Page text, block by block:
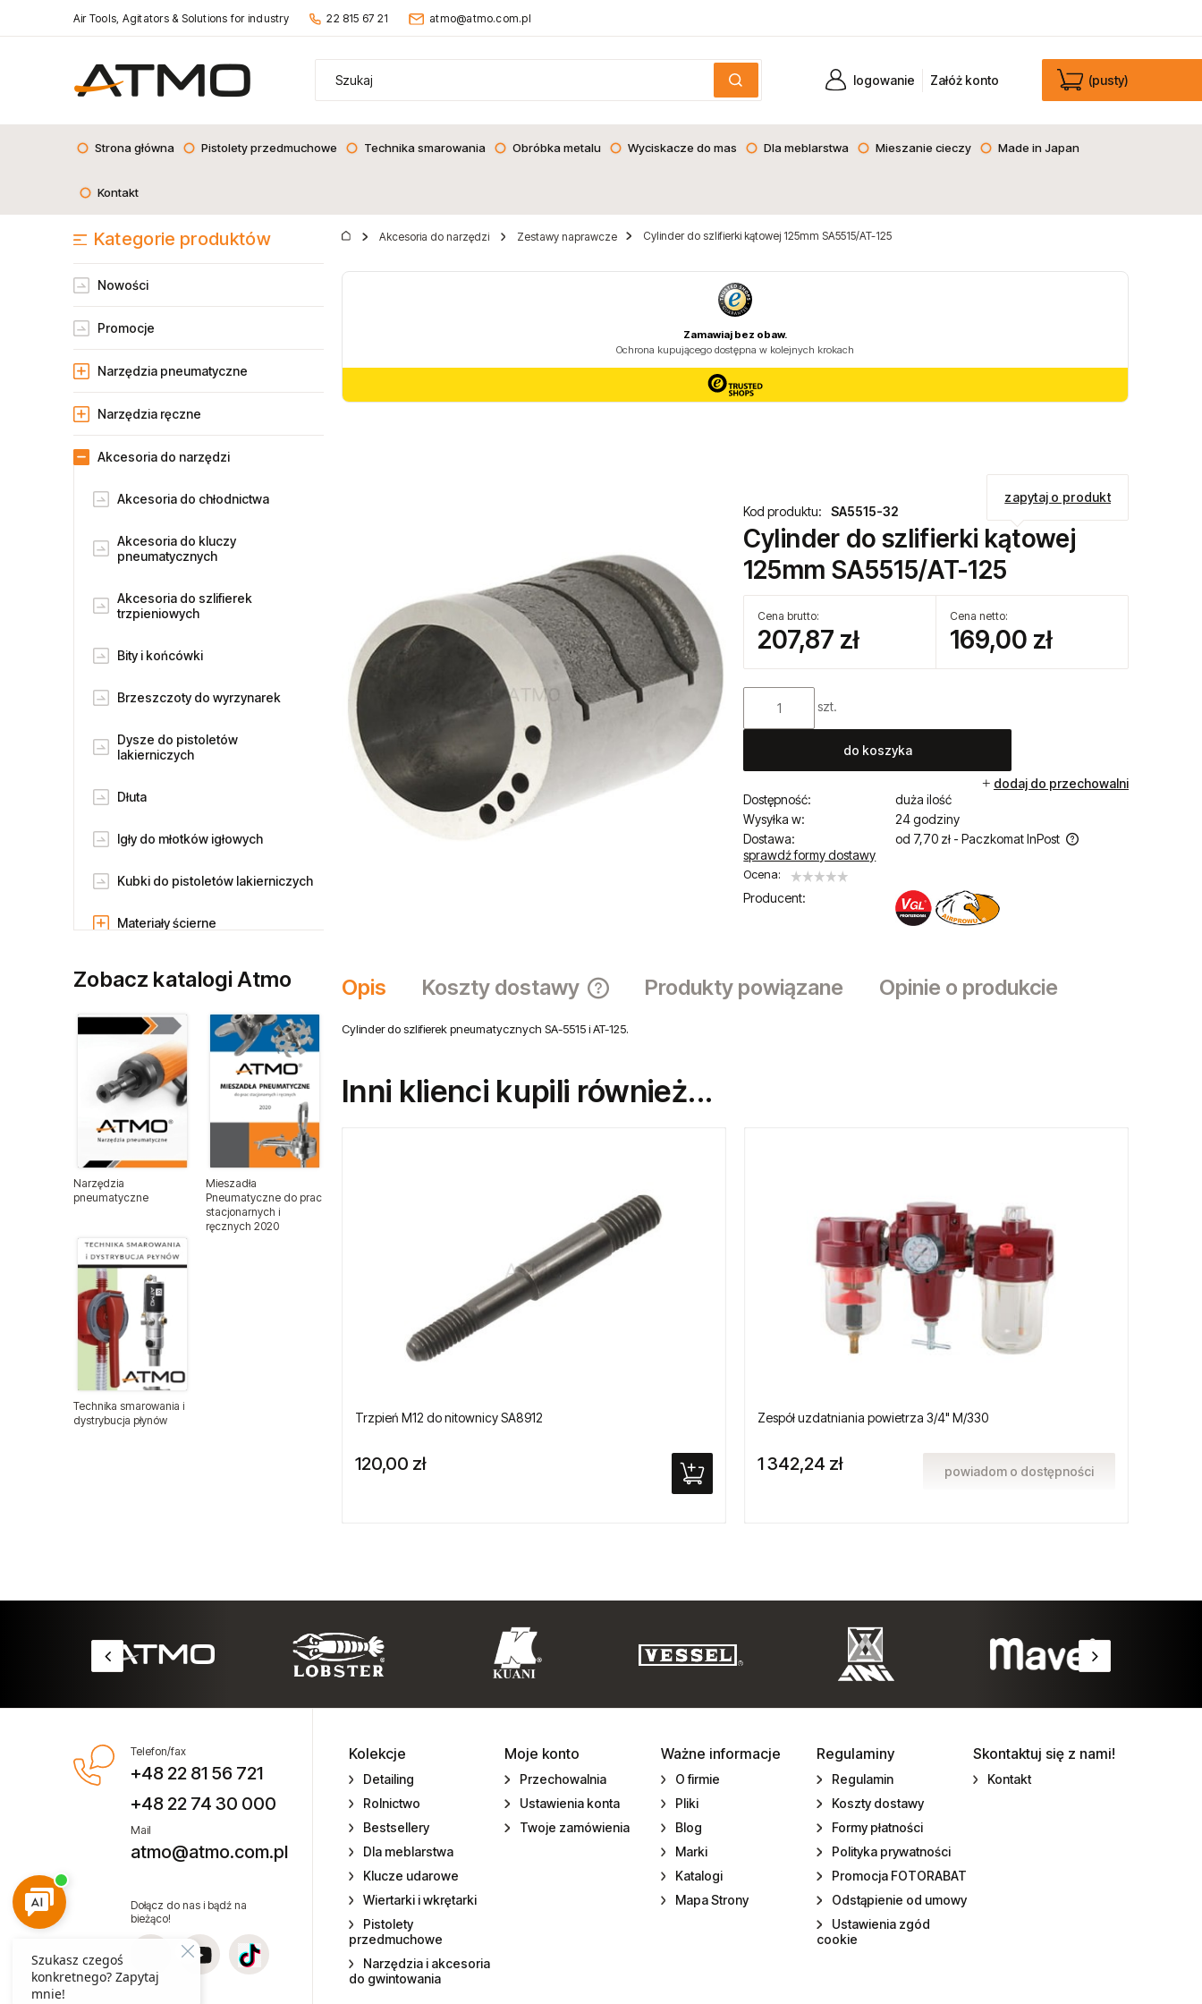
Air Tools, Agitators & Solutions for industry 22 815 67 21 atmo@atmo.com.pl
(pusty)
Załóż konto
logowanie
Strona główna Pistolety przedmuchowe Technika smarowania Obróbka metalu Wyciskacze do mas Dla meblarstwa Mieszanie cieczy Made in Japan
Kontakt
Kategorie produktów
Narzędzia pneumatyczne
Narzędzia ręczne
Akcesoria do narzędzi
Akcesoria do chłodnictwa
Akcesoria do kluczy
pneumatycznych
Akcesoria do szlifierek
trzpieniowych
Bity i końcówki
Brzeszczoty do wyrzynarek
Dysze do pistoletów
lakierniczych
Dłuta
Igły do młotków igłowych
Kubki do pistoletów lakierniczych
Materiały ścierne
pneumatycznych
Pilniki
Pilniki obrotowe
Płytki skrawające
Ramiona pantoografowe
Szczęki do nitownic
Tarcze na rzep
Trzpienie do nitownic
Uchwyty do gwintowników
Uchwyty wiertarskie
Balansery Endo
Chemia warsztatowa
Części zamienne do narzędzi
Elektronarzędzia
Miniaturowe narzędzia
pneumatyczne
Narzędzia gospodarstw rolnych
Nowości
Promocje
Zobacz katalogi Atmo
Narzędzia
pneumatyczne
Mieszadła
Pneumatyczne do prac
stacjonarnych i
ręcznych 2020
Technika smarowania i
dystrybucja płynów
Akcesoria do narzędzi Zestawy naprawcze Cylinder do szlifierki kątowej 125mm SA5515/AT-125
Cylinder do szlifierki kątowej
125mm SA5515/AT-125
Cena brutto:
207,87 zł
Cena netto:
169,00 zł
szt.
do koszyka
dodaj do przechowalni
Dostępność:
duża ilość
Wysyłka w:
24 godziny
Dostawa:
od 7,70 zł - Paczkomat InPost
Cena nie zawiera ewentualnych kosztów
sprawdź formy dostawy
Ocena:
Producent:
Kod produktu: SA5515-32
zapytaj o produkt
Opis Koszty dostawy
Cena nie zawiera ewentualnych kosztów
Produkty powiązane Opinie o produkcie
Cylinder do szlifierek pneumatycznych SA-5515 i AT-125.
Inni klienci kupili również...
Trzpień M12 do nitownicy SA8912
120,00 zł
Zespół uzdatniania powietrza 3/4" M/330
1 342,24 zł powiadom o dostępności
Telefon/fax
+48 22 81 56 721
+48 22 74 30 000
Mail
atmo@atmo.com.pl
Dołącz do nas i bądź na
bieżąco!
Kolekcje
Detailing
Rolnictwo
Bestsellery
Dla meblarstwa
Klucze udarowe
Wiertarki i wkrętarki
Pistolety
przedmuchowe
Narzędzia i akcesoria
do gwintowania
Moje konto
Przechowalnia
Ustawienia konta
Twoje zamówienia
Ważne informacje
O firmie
Pliki
Blog
Marki
Katalogi
Mapa Strony
Regulaminy
Regulamin
Koszty dostawy
Formy płatności
Polityka prywatności
Promocja FOTORABAT
Odstąpienie od umowy
Ustawienia zgód
cookie
Skontaktuj się z nami!
Kontakt